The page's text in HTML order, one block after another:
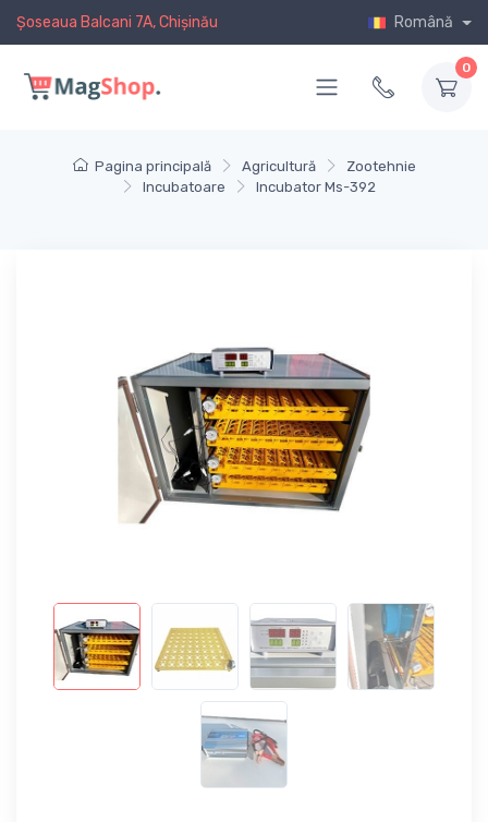
Șoseaua Balcani 7A, Chișinău Română
0
Pagina principală Agricultură
Zootehnie
Incubatoare
Incubator Ms-392